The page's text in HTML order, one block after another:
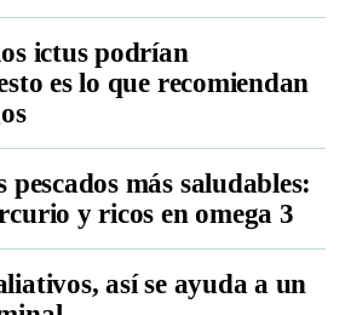
ictus podrían
es lo que recomiendan
pescados más saludables:
y ricos en omega 3
así se ayuda a un